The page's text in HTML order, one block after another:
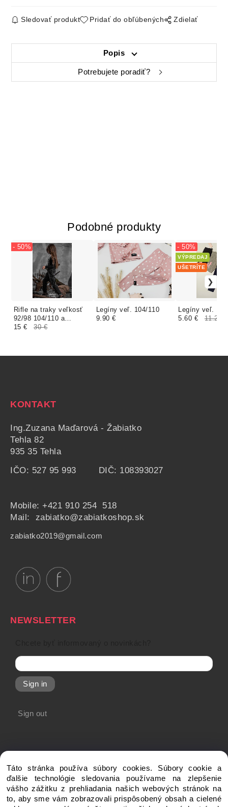
Sledovať produkt Pridať do obľúbených Zdielať
Popis
Potrebujete poradiť?
Podobné produkty
Rifle na traky veľkosť
92/98 104/110 a
116/122
- 50%
15 € 30 €
Legíny veľ. 104/110
9.90 €
Legíny veľ.
VÝPREDAJ
UŠETRÍTE
- 50%
5.60 € 11.20 €
KONTAKT
Ing.Zuzana Maďarová - Žabiatko
Tehla 82
935 35 Tehla
IČO: 527 95 993 DIČ: 108393027
Mobile: +421 910 254 518
Mail: zabiatko@zabiatkoshop.sk
zabiatko2019@gmail.com
NEWSLETTER
Sign in
Sign out
Copyright © 20xx My-Shop.com, All rights reserved
Táto stránka používa súbory cookies. Súbory cookie a
ďalšie technológie sledovania používame na zlepšenie
vášho zážitku z prehliadania našich webových stránok na
to, aby sme vám zobrazovali prispôsobený obsah a cielené